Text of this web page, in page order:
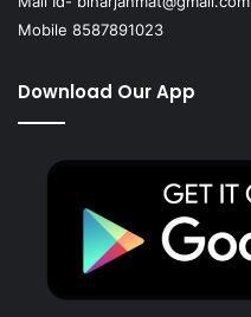
Mobile 8587891023
Download Our App